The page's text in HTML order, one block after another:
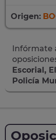
Origen:
Infórmate
Escorial,
Policía